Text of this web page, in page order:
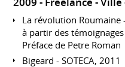
La révolution Roumaine
à partir des
Préface de Petre Roman
Bigeard - SOTECA, 2011